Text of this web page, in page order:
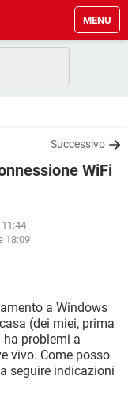
MENU
10
10
Successivo
WiFi
18:09
a Windows
(dei miei, prima
problemi a
vivo. Come posso
seguire indicazioni